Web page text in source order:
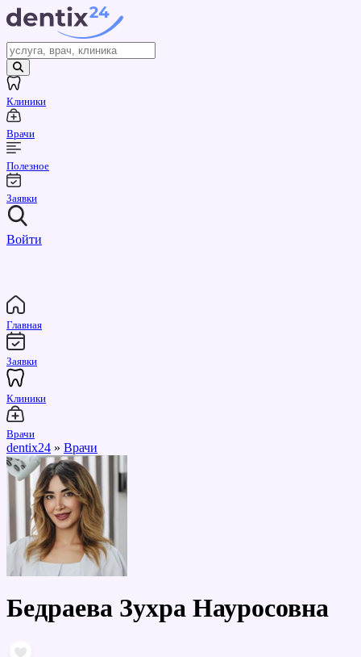
Клиники
Врачи
Полезное
Заявки
Войти
Главная
Заявки
Клиники
Врачи
dentix24 » Врачи
Бедраева Зухра Науросовна